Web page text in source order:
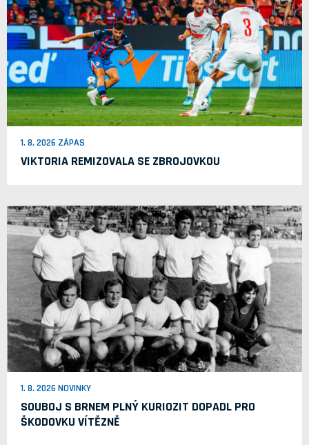
1. 8. 2026 ZÁPAS
VIKTORIA REMIZOVALA SE ZBROJOVKOU
1. 8. 2026 NOVINKY
SOUBOJ S BRNEM PLNÝ KURIOZIT DOPADL PRO
ŠKODOVKU VÍTĚZNĚ